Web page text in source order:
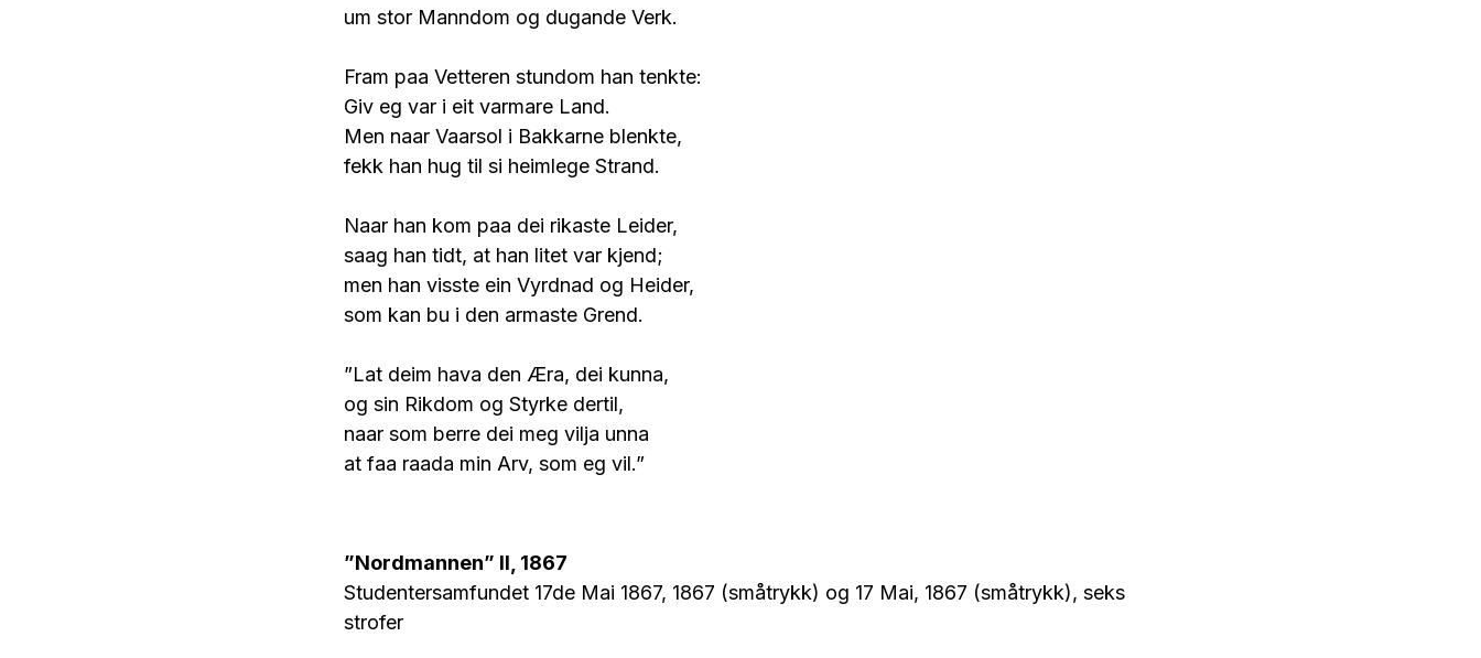
um stor Manndom og dugande Verk.
Fram paa Vetteren stundom han tenkte:
Giv eg var i eit varmare Land.
Men naar Vaarsol i Bakkarne blenkte,
fekk han hug til si heimlege Strand.
Naar han kom paa dei rikaste Leider,
saag han tidt, at han litet var kjend;
men han visste ein Vyrdnad og Heider,
som kan bu i den armaste Grend.
”Lat deim hava den Æra, dei kunna,
og sin Rikdom og Styrke dertil,
naar som berre dei meg vilja unna
at faa raada min Arv, som eg vil.”
”Nordmannen” II, 1867
Studentersamfundet 17de Mai 1867, 1867 (småtrykk) og 17 Mai, 1867 (småtrykk), seks
strofer